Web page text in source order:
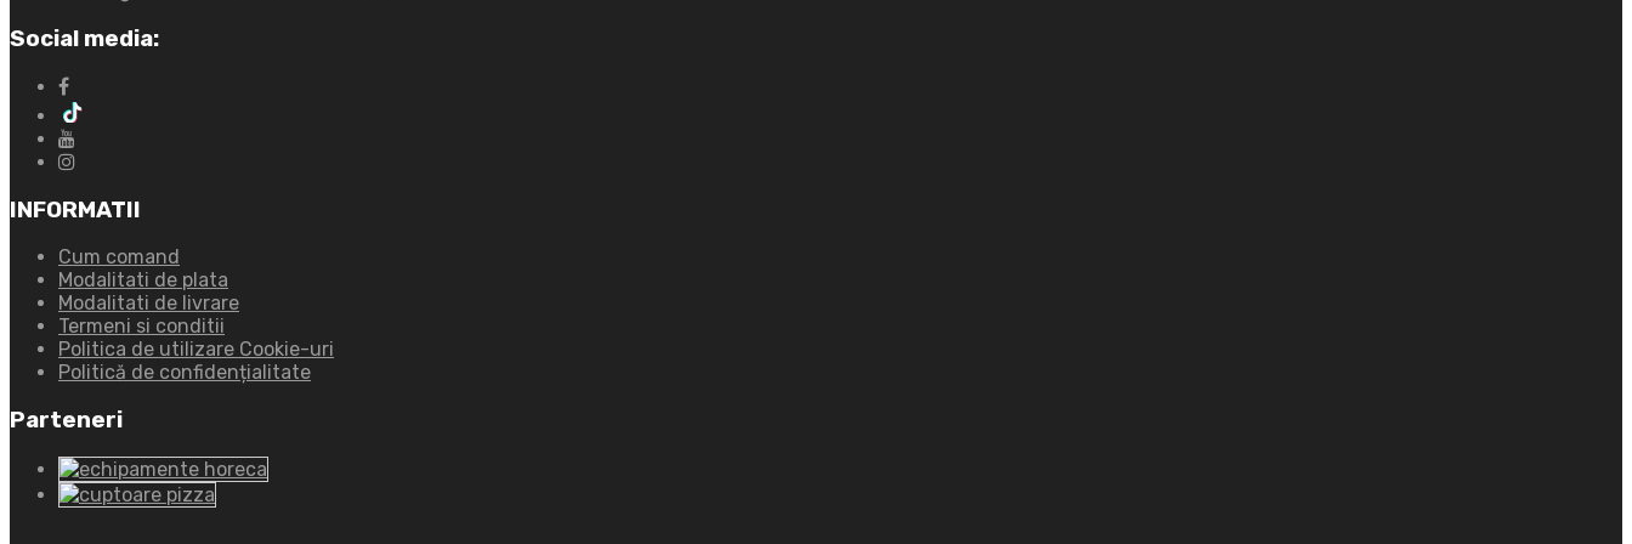
Social media:
INFORMATII
Cum comand
Modalitati de plata
Modalitati de livrare
Termeni si conditii
Politica de utilizare Cookie-uri
Politică de confidențialitate
Parteneri